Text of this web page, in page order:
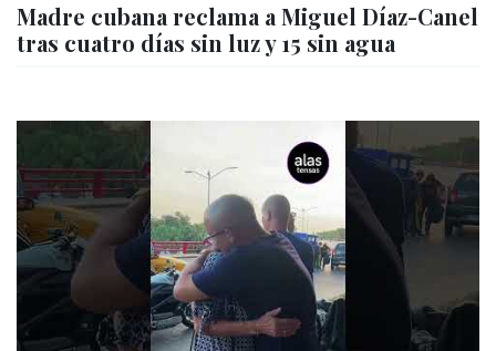
Madre cubana reclama a Miguel Díaz-Canel
tras cuatro días sin luz y 15 sin agua